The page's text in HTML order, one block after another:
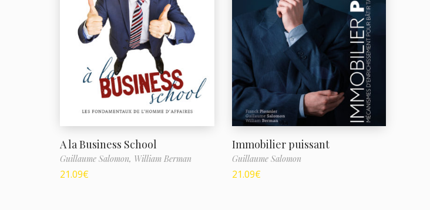
A la Business School
Guillaume Salomon, William Berman
21.09€
Immobilier puissant
Guillaume Salomon
21.09€